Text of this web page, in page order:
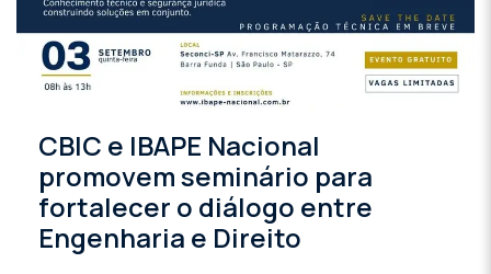
CBIC e IBAPE Nacional
promovem seminário para
fortalecer o diálogo entre
Engenharia e Direito